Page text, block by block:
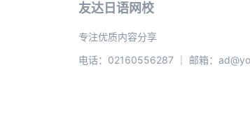
友达日语网校
专注优质内容分享
电话：02160556287 ｜ 邮箱：